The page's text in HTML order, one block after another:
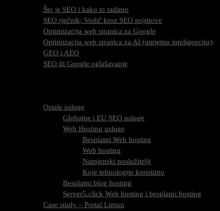
Što je SEO i kako to radimo
SEO rječnik; Vodič kroz SEO pojmove
Optimizacija web stranica za Google
Optimizacija web stranica za AI (umjetnu inteligenciju);
GEO i AEO
SEO ili Google oglašavanje
Ostale usluge
Globalne i EU SEO usluge
Web Hosting usluge
Besplatni Web hosting
Web hosting
Namjenski poslužitelji
Koje tehnologije koristimo
Besplatni blog hosting
Server5.click Web hosting i besplatni hosting
Case study – Portal Limun